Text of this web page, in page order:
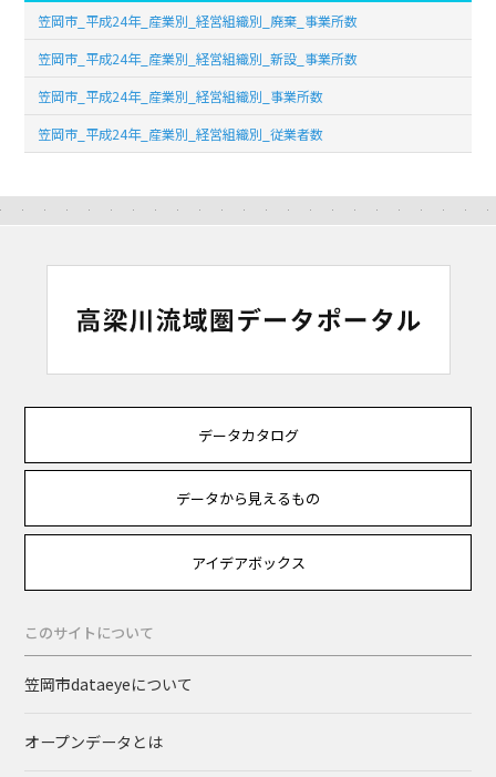
笠岡市_平成24年_産業別_経営組織別_廃棄_事業所数
笠岡市_平成24年_産業別_経営組織別_新設_事業所数
笠岡市_平成24年_産業別_経営組織別_事業所数
笠岡市_平成24年_産業別_経営組織別_従業者数
データカタログ
データから見えるもの
アイデアボックス
このサイトについて
笠岡市dataeyeについて
オープンデータとは